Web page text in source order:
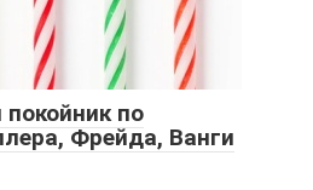
по
Фрейда, Ванги